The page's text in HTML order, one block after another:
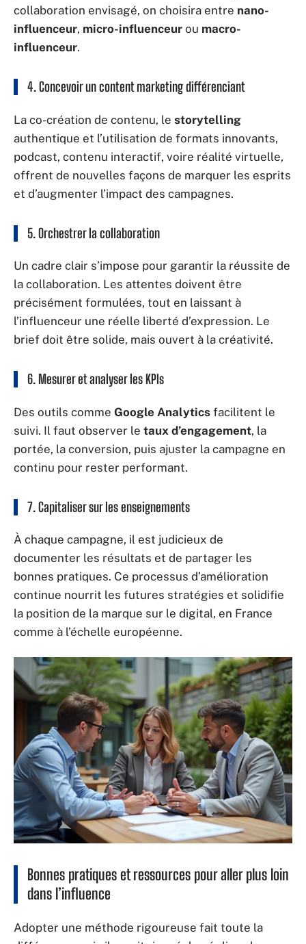
collaboration envisagé, on choisira entre nano-
influenceur, micro-influenceur ou macro-
influenceur.
4. Concevoir uncontent marketingdifférenciant
La co-création de contenu, le storytelling
authentique et l’utilisation de formats innovants,
podcast, contenu interactif, voire réalité virtuelle,
offrent de nouvelles façons de marquer les esprits
et d’augmenter l’impact des campagnes.
5. Orchestrer la collaboration
Un cadre clair s’impose pour garantir la réussite de
la collaboration. Les attentes doivent être
précisément formulées, tout en laissant à
l’influenceur une réelle liberté d’expression. Le
brief doit être solide, mais ouvert à la créativité.
6. Mesurer et analyser les KPIs
Des outils comme Google Analytics facilitent le
suivi. Il faut observer le taux d’engagement, la
portée, la conversion, puis ajuster la campagne en
continu pour rester performant.
7. Capitaliser sur les enseignements
À chaque campagne, il est judicieux de
documenter les résultats et de partager les
bonnes pratiques. Ce processus d’amélioration
continue nourrit les futures stratégies et solidifie
la position de la marque sur le digital, en France
comme à l’échelle européenne.
Bonnes pratiques et ressources pour aller plus loin
dans l’influence
Adopter une méthode rigoureuse fait toute la